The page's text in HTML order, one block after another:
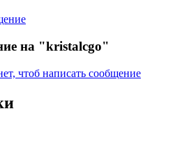
на "kristalcgo"
чтоб написать сообщение